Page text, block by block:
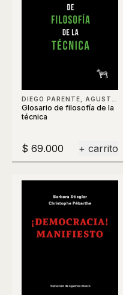
Glosario de filosofía de la
técnica
$ 69.000 + carrito